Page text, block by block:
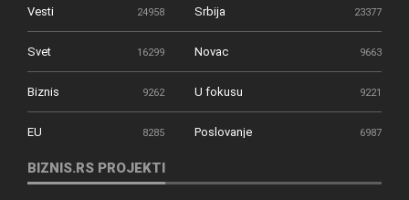
Vesti 24958 Srbija 23377
Svet 16299 Novac 9663
Biznis 9262 U fokusu 9221
EU 8285 Poslovanje 6987
BIZNIS.RS PROJEKTI